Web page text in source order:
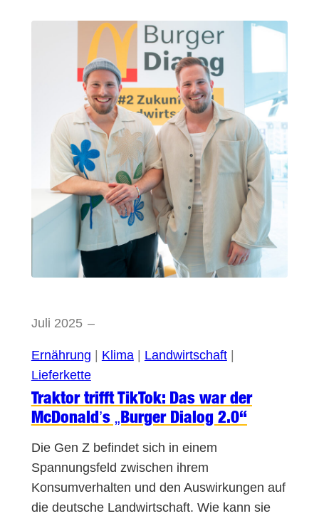
Juli 2025 –
Ernährung Klima | Landwirtschaft
Lieferkette
Traktor trifft TikTok: Das war der
McDonald’s „Burger Dialog 2.0“
Die Gen Z befindet sich in einem
Spannungsfeld zwischen ihrem
Konsumverhalten und den Auswirkungen auf
die deutsche Landwirtschaft. Wie kann sie